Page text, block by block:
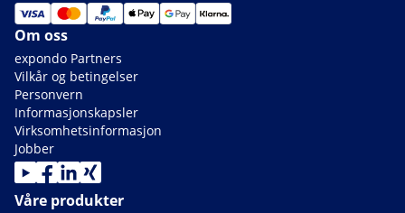
Om oss
expondo Partners
Vilkår og betingelser
Personvern
Informasjonskapsler
Virksomhetsinformasjon
Jobber
Våre produkter